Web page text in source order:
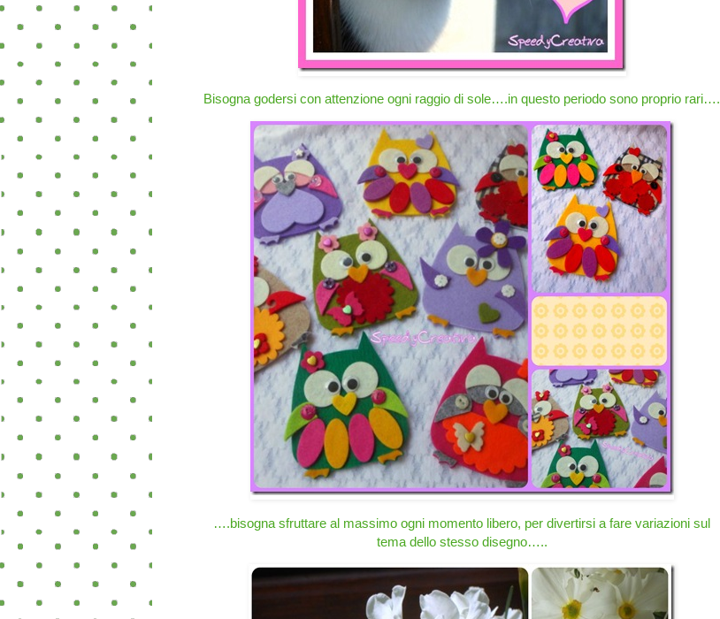
Bisogna godersi con attenzione ogni raggio di sole….in questo periodo sono proprio rari….
….bisogna sfruttare al massimo ogni momento libero, per divertirsi a fare variazioni sul
tema dello stesso disegno…..